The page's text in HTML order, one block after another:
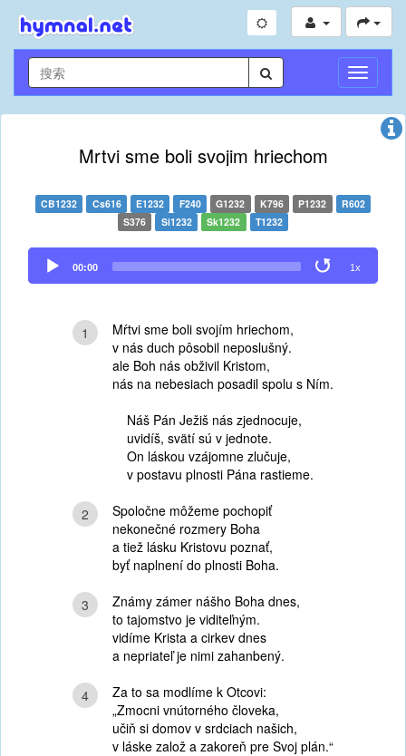
切
换
导
Mrtvi sme boli svojim hriechom
CB1232 Cs616 E1232 F240 G1232 K796 P1232
R602
S376
Si1232 Sk1232 T1232
Audio
Player
00:00 1x
1
Mŕtvi sme boli svojím hriechom,
v nás duch pôsobil neposlušný.
ale Boh nás obživil Kristom,
nás na nebesiach posadil spolu s Ním.
Náš Pán Ježiš nás zjednocuje,
uvidíš, svätí sú v jednote.
On láskou vzájomne zlučuje,
v postavu plnosti Pána rastieme.
2
Spoločne môžeme pochopiť
nekonečné rozmery Boha
a tiež lásku Kristovu poznať,
byť naplnení do plnosti Boha.
3
Známy zámer nášho Boha dnes,
to tajomstvo je viditeľným.
vidíme Krista a cirkev dnes
a nepriateľ je nimi zahanbený.
4
Za to sa modlíme k Otcovi:
„Zmocni vnútorného človeka,
učiň si domov v srdciach našich,
v láske založ a zakoreň pre Svoj plán.“